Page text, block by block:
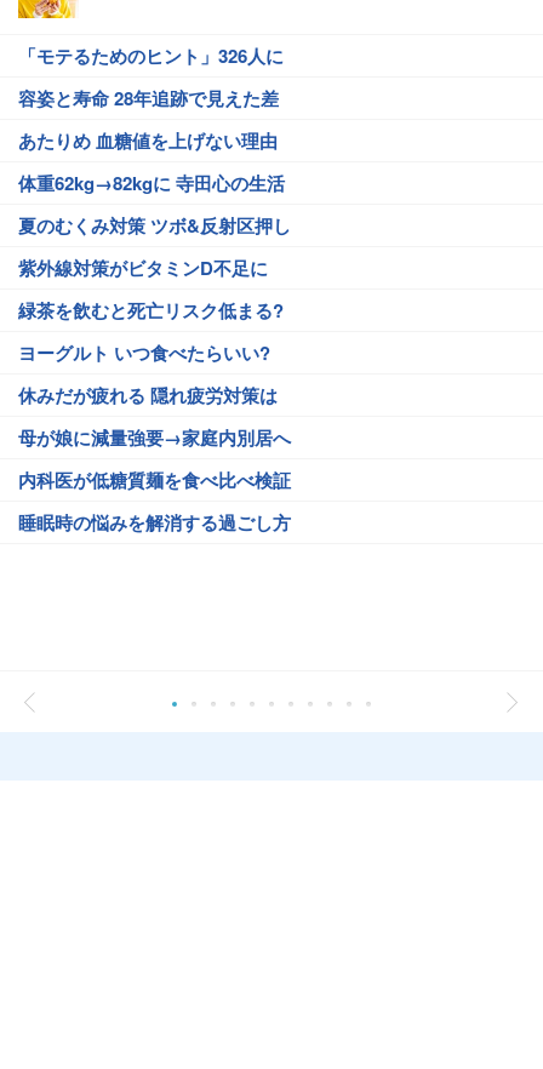
「モテるためのヒント」326人に
容姿と寿命 28年追跡で見えた差
あたりめ 血糖値を上げない理由
体重62kg→82kgに 寺田心の生活
夏のむくみ対策 ツボ&反射区押し
紫外線対策がビタミンD不足に
緑茶を飲むと死亡リスク低まる?
ヨーグルト いつ食べたらいい?
休みだが疲れる 隠れ疲労対策は
母が娘に減量強要→家庭内別居へ
内科医が低糖質麺を食べ比べ検証
睡眠時の悩みを解消する過ごし方